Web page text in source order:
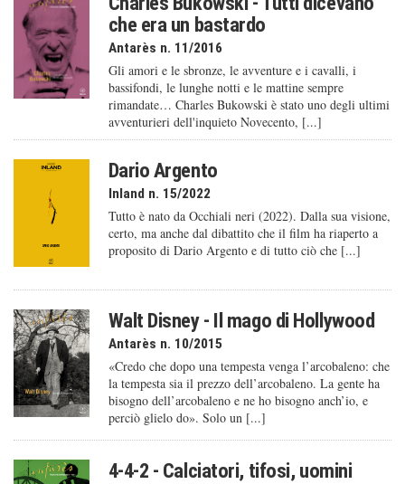
che era un bastardo
Antarès n. 11/2016
Gli amori e le sbronze, le avventure e i cavalli, i
bassifondi, le lunghe notti e le mattine sempre
rimandate… Charles Bukowski è stato uno degli ultimi
avventurieri dell'inquieto Novecento, [...]
Dario Argento
Inland n. 15/2022
Tutto è nato da Occhiali neri (2022). Dalla sua visione,
certo, ma anche dal dibattito che il film ha riaperto a
proposito di Dario Argento e di tutto ciò che [...]
Walt Disney - Il mago di Hollywood
Antarès n. 10/2015
«Credo che dopo una tempesta venga l’arcobaleno: che
la tempesta sia il prezzo dell’arcobaleno. La gente ha
bisogno dell’arcobaleno e ne ho bisogno anch’io, e
perciò glielo do». Solo un [...]
4-4-2 - Calciatori, tifosi, uomini